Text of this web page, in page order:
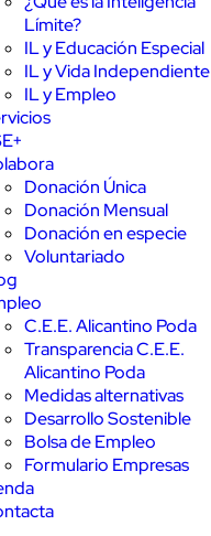
Límite?
IL y Educación Especial
IL y Vida Independiente
IL y Empleo
Donación Única
Donación Mensual
Donación en especie
Voluntariado
C.E.E. Alicantino Poda
Transparencia C.E.E.
Alicantino Poda
Medidas alternativas
Desarrollo Sostenible
Bolsa de Empleo
Formulario Empresas